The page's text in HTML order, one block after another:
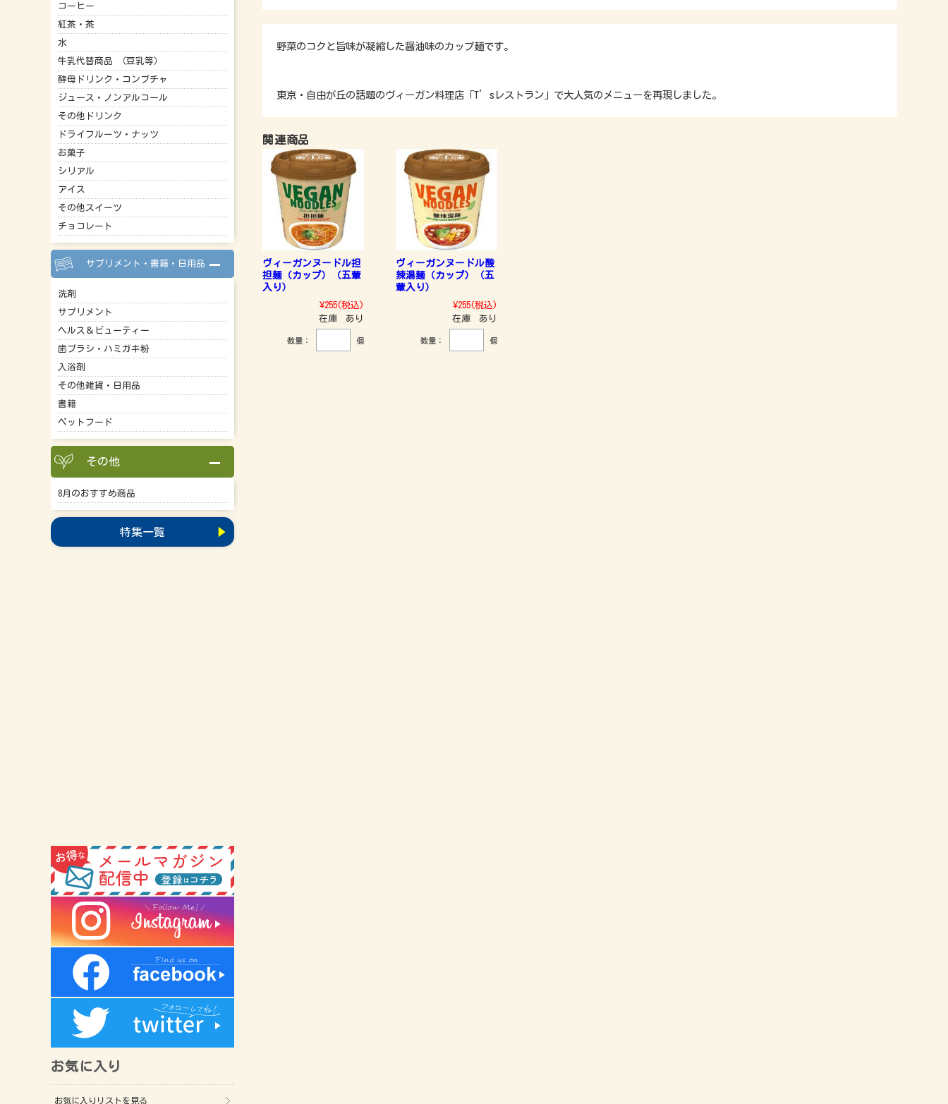
野菜のコクと旨味が凝縮した醤油味のカップ麺です。
東京・自由が丘の話題のヴィーガン料理店「T’sレストラン」で大人気のメニューを再現しました。
関連商品
ヴィーガンヌードル担
担麺（カップ）（五葷
入り）
¥255(税込)
在庫 あり
数量： 個
ヴィーガンヌードル酸
辣湯麺（カップ）（五
葷入り）
¥255(税込)
在庫 あり
数量： 個
コーヒー
紅茶・茶
水
牛乳代替商品 （豆乳等）
酵母ドリンク・コンブチャ
ジュース・ノンアルコール
その他ドリンク
ドライフルーツ・ナッツ
お菓子
シリアル
アイス
その他スイーツ
チョコレート
サプリメント・書籍・日用品
洗剤
サプリメント
ヘルス＆ビューティー
歯ブラシ・ハミガキ粉
入浴剤
その他雑貨・日用品
書籍
ペットフード
その他
8月のおすすめ商品
特集一覧
お気に入り
お気に入りリストを見る